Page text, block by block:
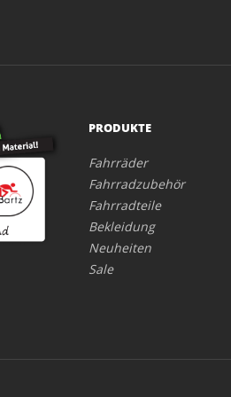
PRODUKTE
Fahrräder
Fahrradzubehör
Fahrradteile
Bekleidung
Neuheiten
Sale